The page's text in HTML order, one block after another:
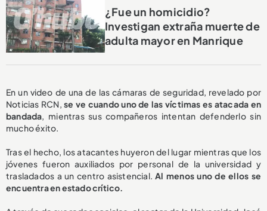
¿Fue un homicidio?
Investigan extraña muerte de
adulta mayor en Manrique
En un video de una de las cámaras de seguridad, revelado por
Noticias RCN,se ve cuando uno de las víctimas es atacada en
bandada, mientras sus compañeros intentan defenderlo sin
mucho éxito.
Tras el hecho, los atacantes huyeron del lugar mientras que los
jóvenes fueron auxiliados por personal de la universidad y
trasladados a un centro asistencial.Al menos uno de ellos se
encuentra en estado crítico.